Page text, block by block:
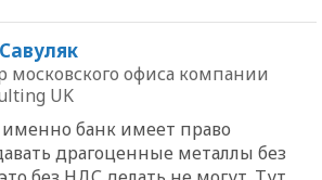
московского офиса компании
UK
именно банк имеет право
драгоценные металлы без